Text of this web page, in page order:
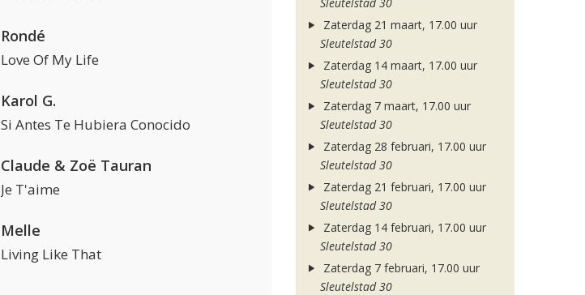
Rondé
Love Of My Life
Karol G.
Si Antes Te Hubiera Conocido
Claude & Zoë Tauran
Je T'aime
Melle
Living Like That
Zaterdag 21 maart, 17.00 uur
Sleutelstad 30
Zaterdag 14 maart, 17.00 uur
Sleutelstad 30
Zaterdag 7 maart, 17.00 uur
Sleutelstad 30
Zaterdag 28 februari, 17.00 uur
Sleutelstad 30
Zaterdag 21 februari, 17.00 uur
Sleutelstad 30
Zaterdag 14 februari, 17.00 uur
Sleutelstad 30
Zaterdag 7 februari, 17.00 uur
Sleutelstad 30